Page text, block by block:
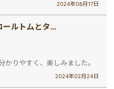
2024年08月17日
ベーシックプラン アンコールトムとタプロム半日観光（午前・午後発）
かりやすく、楽しみました。
2024年02月24日